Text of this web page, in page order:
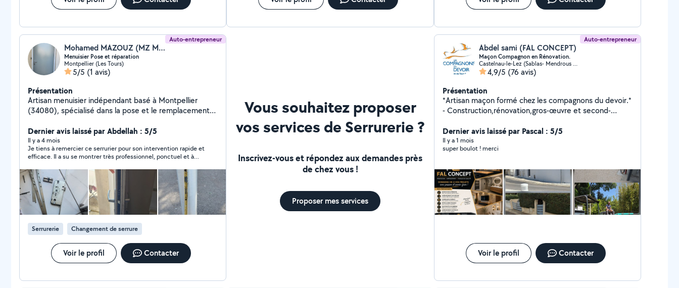
de bain, du sol au plafond. Nos engagements : travail
transparents, équipe locale réactive, garantie.
Auto-entrepreneur
Mohamed MAZOUZ (MZ MENUISERIE)
Menuisier Pose et réparation
Montpellier (Les Tours)
5/5 (1 avis)
Présentation
Artisan menuisier indépendant basé à Montpellier
(34080), spécialisé dans la pose et le remplacement
fenêtres, volets et vitrages. J'assure un travail soigné
avec des finitions propres et précises. Déplacement
rapide avec mon matériel et véhicule. Devis gratuit
Dernier avis laissé par Abdellah : 5/5
Il y a 4 mois
Je tiens à remercier ce serrurier pour son intervention rapide et
efficace. Il a su se montrer très professionnel, ponctuel et à
étaient claires. Le rapport qualité-prix
Serrurerie Changement de serrure
Voir le profil Contacter
Vous souhaitez proposer
vos services de Serrurerie ?
Inscrivez-vous et répondez aux demandes près
de chez vous !
Proposer mes services
Auto-entrepreneur
Abdel sami (FAL CONCEPT)
Maçon Compagnon en Rénovation.
Castelnau-le-Lez (Sablas- Mendrous O-Languedoc O)
4,9/5 (76 avis)
Présentation
*Artisan maçon formé chez les compagnons du devoir.*
- Construction,rénovation,gros-œuvre et second-
bain,placo,peinture,pose de parquet... -Réalisation de
couverture,toiture,étanchéité... - Aménagement
extérieur, terrasse,carrelage, moquette de pierre,
terrassement et camion benne. - Réalisation de
piscine,ossature bois,pose de clôture rigide... -
Réalisation de carottage dans tous type de mur. -
Réalisation des enduit traditionnelles à base de chaux,
torchis colombage, enduit d'argile, stuco, badigeon,
tél: O6 99 69 77 OO. - Google: http://fal-
concept.business.site
Dernier avis laissé par Pascal : 5/5
Il y a 1 mois
super boulot ! merci
Voir le profil Contacter